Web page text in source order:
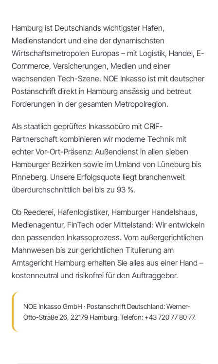
Hamburg ist Deutschlands wichtigster Hafen,
Medienstandort und eine der dynamischsten
Wirtschaftsmetropolen Europas – mit Logistik, Handel, E-
Commerce, Versicherungen, Medien und einer
wachsenden Tech-Szene. NOE Inkasso ist mit deutscher
Postanschrift direkt in Hamburg ansässig und betreut
Forderungen in der gesamten Metropolregion.
Als staatlich geprüftes Inkassobüro mit CRIF-
Partnerschaft kombinieren wir moderne Technik mit
echter Vor-Ort-Präsenz: Außendienst in allen sieben
Hamburger Bezirken sowie im Umland von Lüneburg bis
Pinneberg. Unsere Erfolgsquote liegt branchenweit
überdurchschnittlich bei bis zu 93 %.
Ob Reederei, Hafenlogistiker, Hamburger Handelshaus,
Medienagentur, FinTech oder Mittelstand: Wir entwickeln
den passenden Inkassoprozess. Vom außergerichtlichen
Mahnwesen bis zur gerichtlichen Titulierung am
Amtsgericht Hamburg erhalten Sie alles aus einer Hand –
kostenneutral und risikofrei für den Auftraggeber.
NOE Inkasso GmbH · Postanschrift Deutschland: Werner-
Otto-Straße 26, 22179 Hamburg. Telefon: +43 720 77 80 77.